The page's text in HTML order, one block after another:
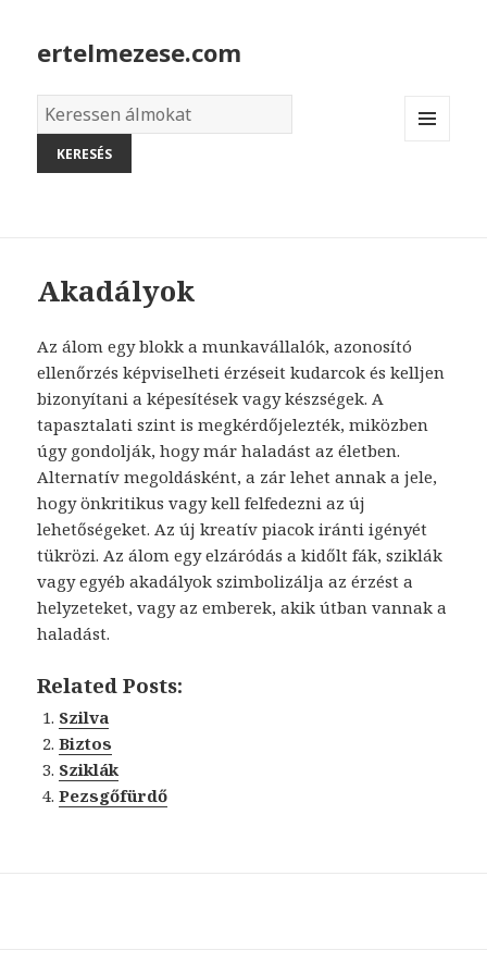
ertelmezese.com
Álmok
szótára
Akadályok
Az álom egy blokk a munkavállalók, azonosító
ellenőrzés képviselheti érzéseit kudarcok és kelljen
bizonyítani a képesítések vagy készségek. A
tapasztalati szint is megkérdőjelezték, miközben
úgy gondolják, hogy már haladást az életben.
Alternatív megoldásként, a zár lehet annak a jele,
hogy önkritikus vagy kell felfedezni az új
lehetőségeket. Az új kreatív piacok iránti igényét
tükrözi. Az álom egy elzáródás a kidőlt fák, sziklák
vagy egyéb akadályok szimbolizálja az érzést a
helyzeteket, vagy az emberek, akik útban vannak a
haladást.
Related Posts:
Szilva
Biztos
Sziklák
Pezsgőfürdő